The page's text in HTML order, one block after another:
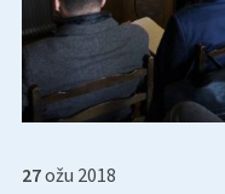
27ožu 2018